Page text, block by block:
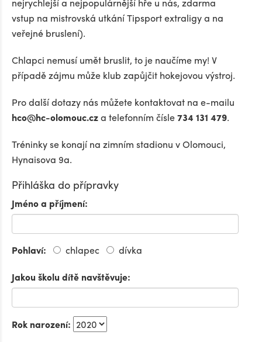
vstup na mistrovská utkání Tipsport extraligy a na
veřejné bruslení).
Chlapci nemusí umět bruslit, to je naučíme my! V
případě zájmu může klub zapůjčit hokejovou výstroj.
Pro další dotazy nás můžete kontaktovat na e-mailu
hco@hc-olomouc.cza telefonním čísle734 131 479.
Tréninky se konají na zimním stadionu v Olomouci,
Hynaisova 9a.
Přihláška do přípravky
Jméno a příjmení:
Pohlaví: chlapec
dívka
Jakou školu dítě navštěvuje:
Rok narození: